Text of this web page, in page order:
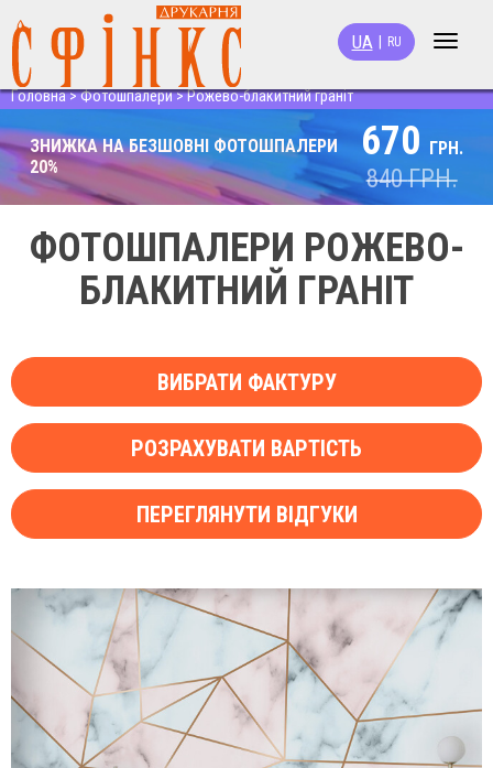
Toggle
UA RU
Головна>Фотошпалери>Рожево-блакитний граніт
ЗНИЖКА НА БЕЗШОВНІ ФОТОШПАЛЕРИ
20%
670 ГРН.
840ГРН.
ФОТОШПАЛЕРИ РОЖЕВО-
БЛАКИТНИЙ ГРАНІТ
ВИБРАТИ ФАКТУРУ
РОЗРАХУВАТИ ВАРТІСТЬ
ПЕРЕГЛЯНУТИ ВІДГУКИ